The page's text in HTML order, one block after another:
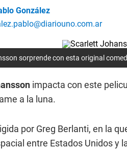
González
sorprende con esta original
impacta con este
a la luna.
por Greg Berlanti, en la
entre Estados Unidos y